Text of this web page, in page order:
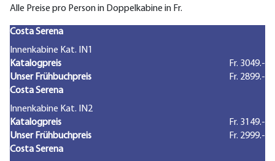
Alle Preise pro Person in Doppelkabine in Fr.
Costa Serena
Innenkabine Kat. IN1
Katalogpreis
Fr. 3049.-
Unser Frühbuchpreis
Fr. 2899.-
Costa Serena
Innenkabine Kat. IN2
Katalogpreis
Fr. 3149.-
Unser Frühbuchpreis
Fr. 2999.-
Costa Serena